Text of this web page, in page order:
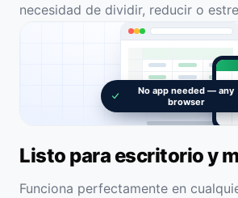
necesidad de dividir, reducir o
No app needed — any
browser
Listo para escritorio y
Funciona perfectamente en